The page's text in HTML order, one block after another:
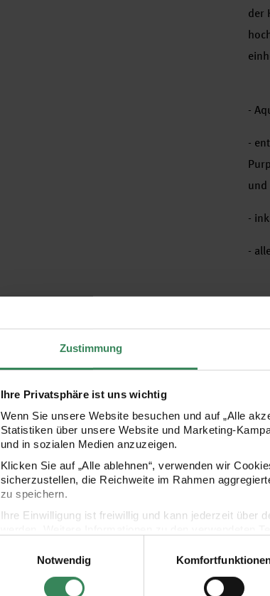
Zustimmung
Ihre Privatsphäre ist uns wichtig
Wenn Sie unsere Website besuchen und auf „Alle
Statistiken über unsere Website und Marketing-
und in sozialen Medien anzuzeigen.
Klicken Sie auf „Alle ablehnen“, verwenden wir
sicherzustellen, die Reichweite im Rahmen
zu speichern.
Ihre Einwilligung ist freiwillig und kann jederzeit über
Impressum
Datenschutz Vertrag widerrufen
Notwendig
der
-
-
und
-
-